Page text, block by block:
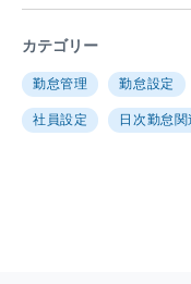
カテゴリー
勤怠管理 勤怠設定
社員設定 日次勤怠関